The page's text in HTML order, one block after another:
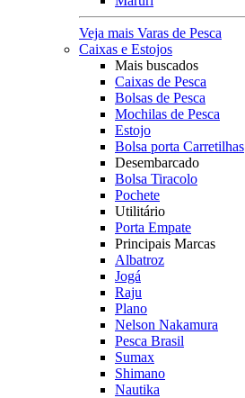
Veja mais Varas de Pesca
Caixas e Estojos
Mais buscados
Caixas de Pesca
Bolsas de Pesca
Mochilas de Pesca
Estojo
Bolsa porta Carretilhas
Desembarcado
Bolsa Tiracolo
Pochete
Utilitário
Porta Empate
Principais Marcas
Albatroz
Jogá
Raju
Plano
Nelson Nakamura
Pesca Brasil
Sumax
Shimano
Nautika